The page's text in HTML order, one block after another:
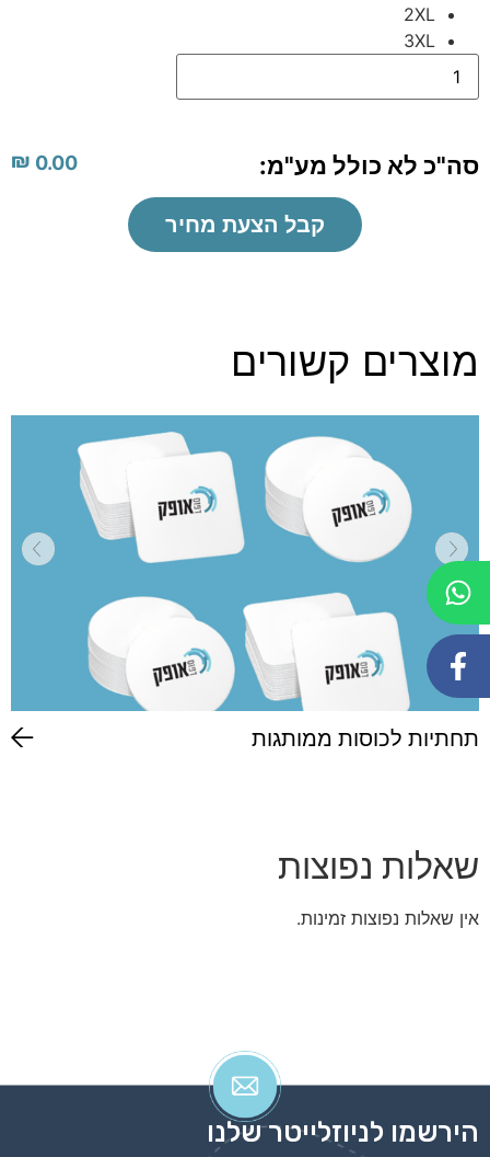
2XL
3XL
סה"כ לא כולל מע"מ: ₪ 0.00
קבל הצעת מחיר
מוצרים קשורים
תחתיות לכוסות ממותגות
שאלות נפוצות
אין שאלות נפוצות זמינות.
הירשמו לניוזלייטר שלנו